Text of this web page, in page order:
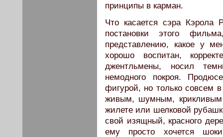
принципы в карман.
Что касается сэра Кэрола
постановки этого
представлению, какое у
хорошо воспитан,
джентльмены, носил
немодного покроя.
фигурой, но только совсем
живым, шумным, крикливым
жилете или шелковой
свой изящный, красного
ему просто хочется